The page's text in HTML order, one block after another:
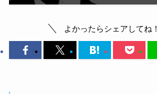
よかったらシェアしてね！